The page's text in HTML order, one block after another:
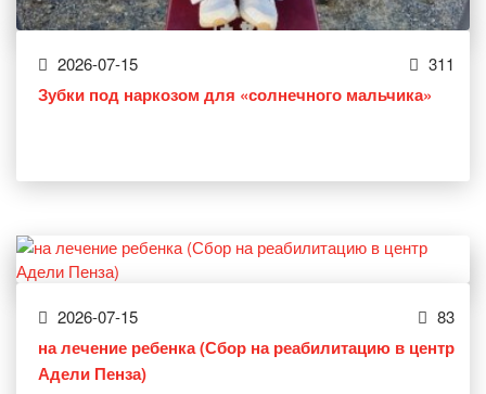
2026-07-15 311
Зубки под наркозом для «солнечного мальчика»
2026-07-15 83
на лечение ребенка (Сбор на реабилитацию в центр
Адели Пенза)